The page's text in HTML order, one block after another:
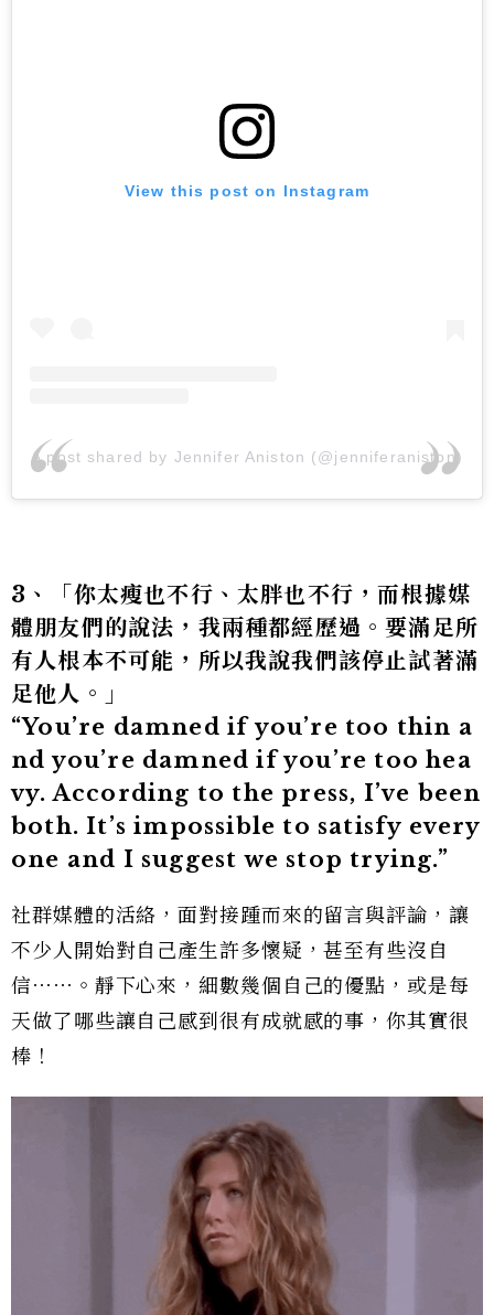
View this post on Instagram
A post shared by Jennifer Aniston (@jenniferaniston)
3、「你太瘦也不行、太胖也不行，而根據媒
體朋友們的說法，我兩種都經歷過。要滿足所
有人根本不可能，所以我說我們該停止試著滿
足他人。」
“You’re damned if you’re too thin a
nd you’re damned if you’re too hea
vy. According to the press, I’ve been
both. It’s impossible to satisfy every
one and I suggest we stop trying.”
社群媒體的活絡，面對接踵而來的留言與評論，讓
不少人開始對自己產生許多懷疑，甚至有些沒自
信⋯⋯。靜下心來，細數幾個自己的優點，或是每
天做了哪些讓自己感到很有成就感的事，你其實很
棒！